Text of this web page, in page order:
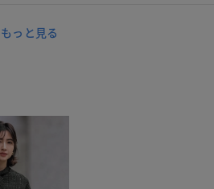
っと見る